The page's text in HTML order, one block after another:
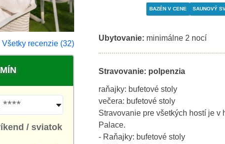
Všetky recenzie (32)
/ sviatok
BAZÉN V CENE SAUNOVÝ
Ubytovanie: minimálne 2 nocí
Stravovanie: polpenzia
raňajky: bufetové stoly
večera: bufetové stoly
Stravovanie pre všetkých hostí je
Palace.
- Raňajky: bufetové stoly